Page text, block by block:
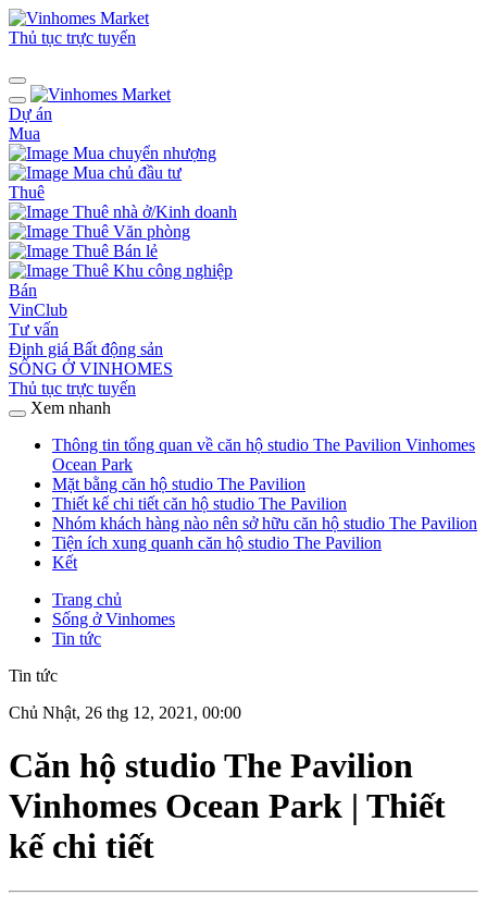
Thủ tục trực tuyến
Dự án
Mua
Mua chuyển nhượng
Mua chủ đầu tư
Thuê
Thuê nhà ở/Kinh doanh
Thuê Văn phòng
Thuê Bán lẻ
Thuê Khu công nghiệp
Bán
VinClub
Tư vấn
Định giá Bất động sản
SỐNG Ở VINHOMES
Thủ tục trực tuyến
Xem nhanh
Thông tin tổng quan về căn hộ studio The Pavilion Vinhomes
Ocean Park
Mặt bằng căn hộ studio The Pavilion
Thiết kế chi tiết căn hộ studio The Pavilion
Nhóm khách hàng nào nên sở hữu căn hộ studio The Pavilion
Tiện ích xung quanh căn hộ studio The Pavilion
Kết
Trang chủ
Sống ở Vinhomes
Tin tức
Tin tức
Chủ Nhật, 26 thg 12, 2021, 00:00
Căn hộ studio The Pavilion
Vinhomes Ocean Park | Thiết
kế chi tiết